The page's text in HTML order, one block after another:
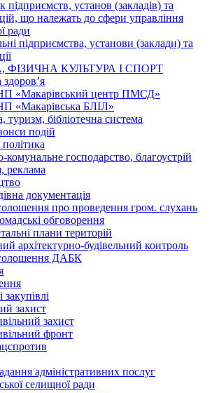
підприємств, установ (закладів) та
що належать до сфери управління
ради
підприємства, установи (заклади) та
ФІЗИЧНА КУЛЬТУРА І СПОРТ
«Макарівський центр ПМСД»
«Макарівська БЛІЛ»
туризм, бібліотечна система
подій
господарство, благоустрій
реклама
документація
про проведення гром. слухань
обговорення
плани територій
архітектурно-будівельний контроль
ДАБК
закупівлі
захист
захист
фронт
адміністративних послуг
селищної ради